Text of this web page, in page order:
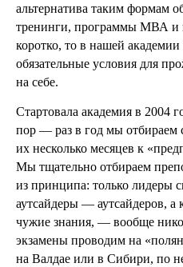
альтернатива таким формам
тренинги, программы МВА и
коротко, то в нашей академии
обязательные условия для
на себе.
Стартовала академия в 2004
пор — раз в год мы отбираем
их несколько месяцев к
Мы тщательно отбираем
из принципа: только лидеры
аутсайдеры — аутсайдеров, а
чужие знания, — вообще
экзамены проводим на
на Валдае или в Сибири, по